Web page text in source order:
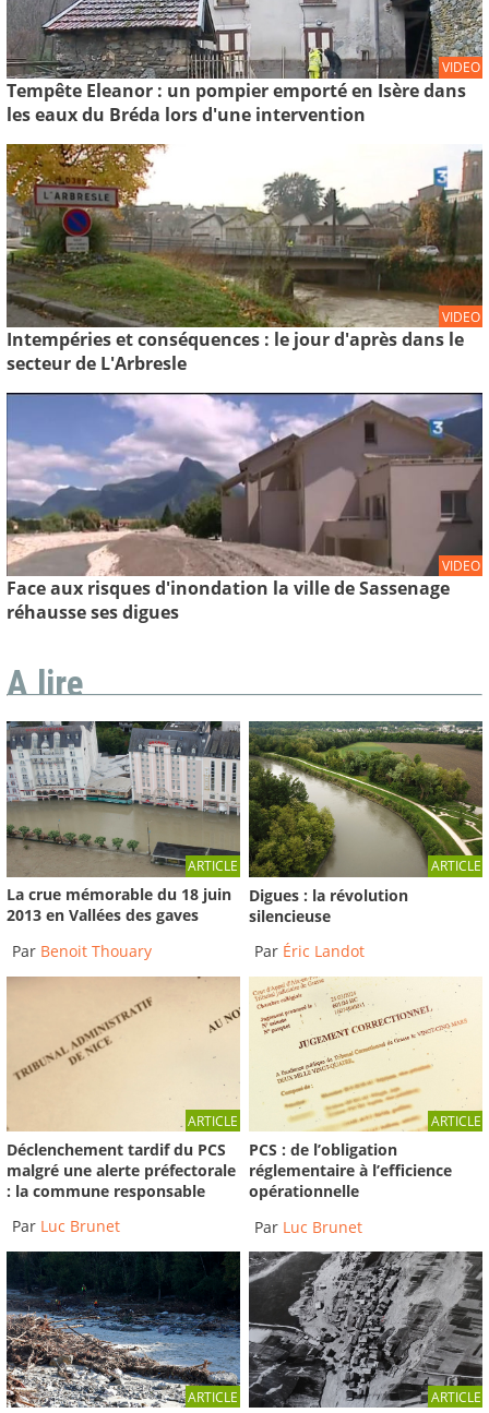
VIDEO
Tempête Eleanor : un pompier emporté en Isère dans
les eaux du Bréda lors d'une intervention
VIDEO
Intempéries et conséquences : le jour d'après dans le
secteur de L'Arbresle
VIDEO
Face aux risques d'inondation la ville de Sassenage
réhausse ses digues
A lire
ARTICLE
La crue mémorable du 18 juin
2013 en Vallées des gaves
Par Benoit Thouary
ARTICLE
Digues : la révolution
silencieuse
Par Éric Landot
ARTICLE
Déclenchement tardif du PCS
malgré une alerte préfectorale
: la commune responsable
Par Luc Brunet
ARTICLE
PCS : de l’obligation
réglementaire à l’efficience
opérationnelle
Par Luc Brunet
ARTICLE ARTICLE